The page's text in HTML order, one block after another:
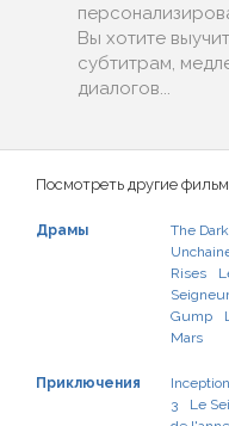
Вы хотите
субтитрам,
диалогов...
Посмотреть другие
Драмы The
Rises
Gump
Mars
Приключения Inception
3
Le